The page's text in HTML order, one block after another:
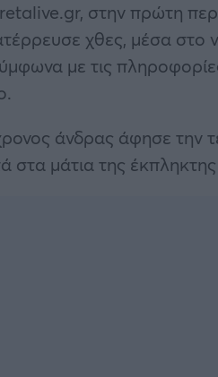
στην πρώτη
χθες, μέσα
με τις
άνδρας άφησε την
μάτια της